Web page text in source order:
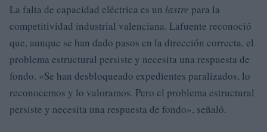
La falta de capacidad eléctrica es un lastre para la
competitividad industrial valenciana. Lafuente reconoció
que, aunque se han dado pasos en la dirección correcta, el
problema estructural persiste y necesita una respuesta de
fondo. «Se han desbloqueado expedientes paralizados, lo
reconocemos y lo valoramos. Pero el problema estructural
persiste y necesita una respuesta de fondo», señaló.